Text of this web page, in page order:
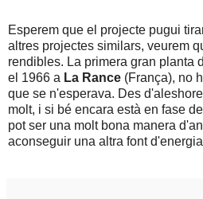
Esperem que el projecte pugui
altres projectes similars, veurem
rendibles. La primera gran planta
el 1966 a La Rance (França), no
que se n'esperava. Des
molt, i si bé encara està en fase
pot ser una molt bona manera
aconseguir una altra font